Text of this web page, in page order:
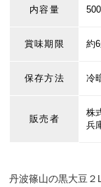
内容量
賞味期限 約
保存方法 冷
販売者
株
兵
丹波篠山の黒大豆